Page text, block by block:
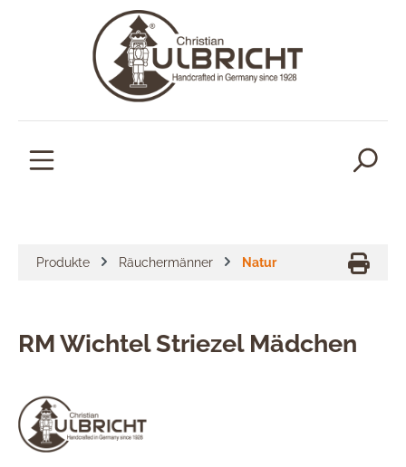
Produkte Räuchermänner Natur
RM Wichtel Striezel Mädchen